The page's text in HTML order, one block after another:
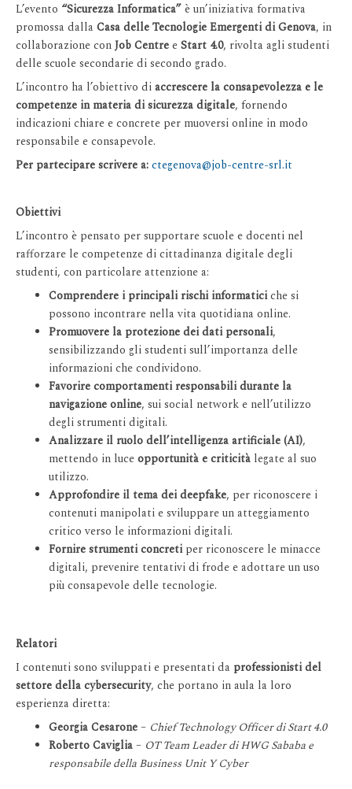
L’evento “Sicurezza Informatica”è un’iniziativa formativa
promossa dalla Casa delle Tecnologie Emergenti di Genova, in
collaborazione conJob CentreeStart 4.0, rivolta agli studenti
delle scuole secondarie di secondo grado.
L’incontro ha l’obiettivo diaccrescere la consapevolezza e le
competenze in materia di sicurezza digitale, fornendo
indicazioni chiare e concrete per muoversi online in modo
responsabile e consapevole.
Per partecipare scrivere a:ctegenova@job-centre-srl.it
Obiettivi
L’incontro è pensato per supportare scuole e docenti nel
rafforzare le competenze di cittadinanza digitale degli
studenti, con particolare attenzione a:
Comprendere i principali rischi informaticiche si
possono incontrare nella vita quotidiana online.
Promuovere la protezione dei dati personali,
sensibilizzando gli studenti sull’importanza delle
informazioni che condividono.
Favorire comportamenti responsabili durante la
navigazione online, sui social network e nell’utilizzo
degli strumenti digitali.
Analizzare il ruolo dell’intelligenza artificiale (AI),
mettendo in luceopportunità e criticità legate al suo
utilizzo.
Approfondire il tema dei deepfake, per riconoscere i
contenuti manipolati e sviluppare un atteggiamento
critico verso le informazioni digitali.
Fornire strumenti concretiper riconoscere le minacce
digitali, prevenire tentativi di frode e adottare un uso
più consapevole delle tecnologie.
Relatori
I contenuti sono sviluppati e presentati da professionisti del
settore della cybersecurity, che portano in aula la loro
esperienza diretta:
Georgia Cesarone– Chief Technology Officer di Start 4.0
Roberto Caviglia– OT Team Leader di HWG Sababa e
responsabile della Business Unit Y Cyber